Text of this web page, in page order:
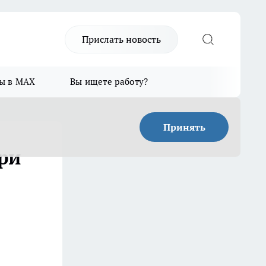
Прислать новость
в MAX Вы ищете работу?
Принять